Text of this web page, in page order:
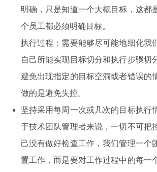
明确，只是知道一个大概目标，这都
个员工都必须明确目标。
执行过程：需要能够尽可能地细化我
自己所能实现目标切分和执行步骤切
避免出现指定的目标空洞或者错误的
做的是避免失控。
坚持采用每周一次或几次的目标执行
于技术团队管理者来说，一切不可把
己没有做好检查工作，我们管理一个
置工作，而是要对工作过程中的每一